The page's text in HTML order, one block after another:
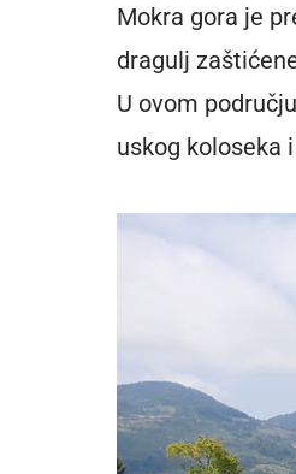
Mokra gora je
dragulj
U ovom
uskog koloseka i